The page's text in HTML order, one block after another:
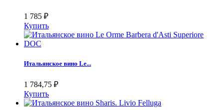
1 785 ₽
Купить
Итальянское вино Le...
1 784,75 ₽
Купить